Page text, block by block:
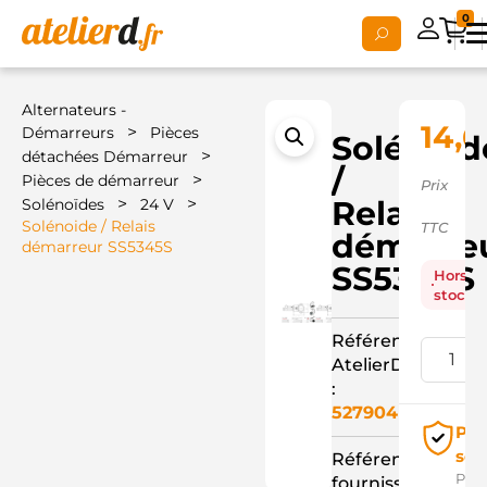
0
Alternateurs -
Démarreurs
>
Pièces
détachées Démarreur
>
Pièces de démarreur >
Solénoïdes > 24 V >
Solénoide / Relais
démarreur SS5345S
/
Relais
SS5345S
Référence
AtelierD
:
527904
Référence
Prix
TTC
Hors
stock